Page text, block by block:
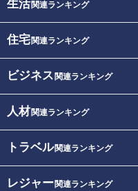
生活関連ランキング
住宅関連ランキング
ビジネス 関連ランキング
人材関連ランキング
トラベル関連ランキング
レジャー関連ランキング